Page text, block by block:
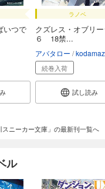
いつで
ラノベ
クズレス・オブリ
６ 18禁...
アバタロー
続巻入荷
試し読み
スニーカー文庫」の最新刊一覧へ
ル